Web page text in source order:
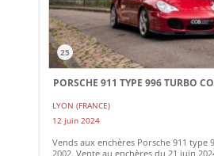
25
PORSCHE 911 TYPE 996 TURBO
LYON (FRANCE)
12 juin 2024
Vends aux enchères Porsche 911 type
2002. Vente au enchères du 21 juin